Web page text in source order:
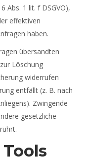
Abs. 1 lit. f DSGVO),
effektiven
haben.
übersandten
Löschung
widerrufen
entfällt (z. B. nach
Zwingende
gesetzliche